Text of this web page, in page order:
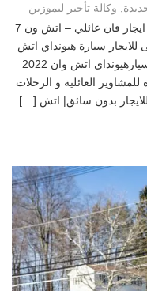
وكالة تأجير ليموزين
ارخص ايجار سيارات بمصر 01003203210 ايجار فان عائلي – اتش ون 7
بالتالى للايجار سيارة هيونداي اتش
وان ب افضل سعر في مصر احدث موديل سيارهيونداي اتش وان 2022
العائلية و الرحلات